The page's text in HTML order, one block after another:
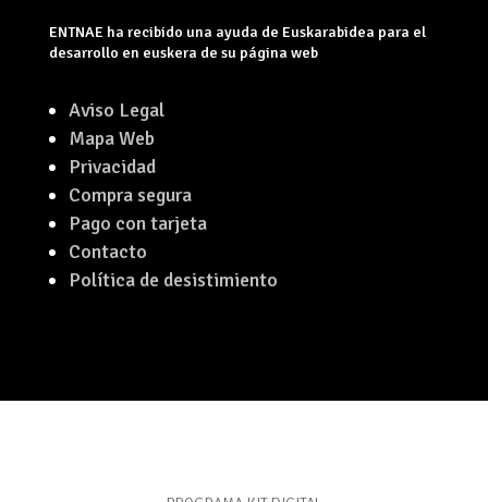
ENTNAE ha recibido una ayuda de Euskarabidea para el
desarrollo en euskera de su página web
Aviso Legal
Mapa Web
Privacidad
Compra segura
Pago con tarjeta
Contacto
Política de desistimiento